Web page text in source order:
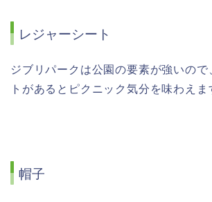
レジャーシート
ジブリパークは公園の要素が強いので
トがあるとピクニック気分を味わえま
帽子